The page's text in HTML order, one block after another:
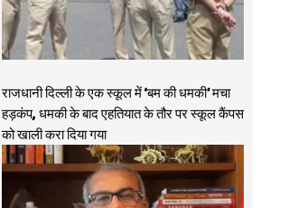
राजधानी दिल्ली के एक स्कूल में ‘बम की धमकी’ मचा
हड़कंप, धमकी के बाद एहतियात के तौर पर स्कूल कैंपस
को खाली करा दिया गया